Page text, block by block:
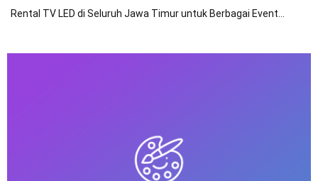
Rental TV LED di Seluruh Jawa Timur untuk Berbagai Event…